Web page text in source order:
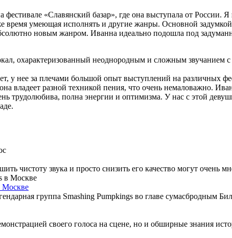
«Славянский базар», где она выступала от России.
время умеющая исполнять и другие жанры. Основной
новым жанром. Иванна идеально подошла под
охарактеризованный неоднородным и сложным звучанием
у нее за плечами большой опыт выступлений на различных
владеет разной техникой пения, что очень немаловажно.
трудолюбива, полна энергии и оптимизма. У нас с этой
чистоту звука и просто снизить его качество могут
Москве
группа Smashing Pumpkings во главе сумасбродным
своего голоса на сцене, но и обширные знания